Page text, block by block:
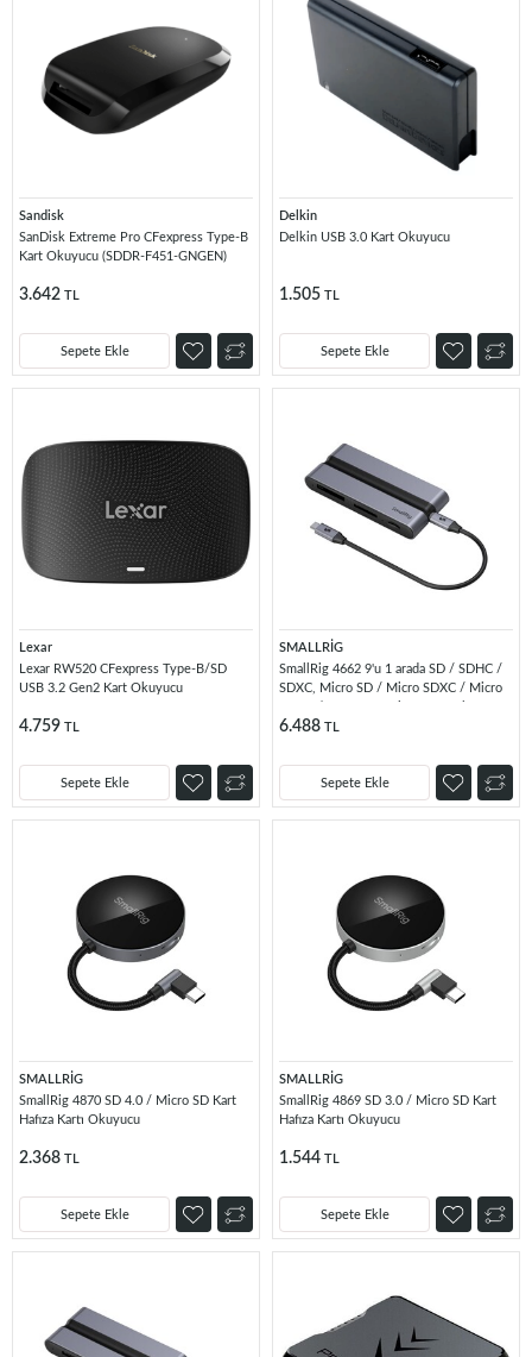
Sandisk
SanDisk Extreme Pro CFexpress Type-B
Kart Okuyucu (SDDR-F451-GNGEN)
3.642 TL
Sepete Ekle
Delkin
Delkin USB 3.0 Kart Okuyucu
1.505 TL
Sepete Ekle
Lexar
Lexar RW520 CFexpress Type-B/SD
USB 3.2 Gen2 Kart Okuyucu
4.759 TL
Sepete Ekle
SMALLRİG
SmallRig 4662 9'u 1 arada SD / SDHC /
SDXC, Micro SD / Micro SDXC / Micro
6.488 TL
Sepete Ekle
SMALLRİG
SmallRig 4870 SD 4.0 / Micro SD Kart
Hafıza Kartı Okuyucu
2.368 TL
Sepete Ekle
SMALLRİG
SmallRig 4869 SD 3.0 / Micro SD Kart
Hafıza Kartı Okuyucu
1.544 TL
Sepete Ekle